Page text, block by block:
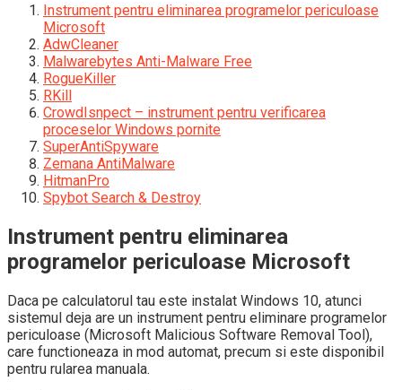
Instrument pentru eliminarea programelor periculoase
Microsoft
AdwCleaner
Malwarebytes Anti-Malware Free
RogueKiller
RKill
CrowdIsnpect – instrument pentru verificarea
proceselor Windows pornite
SuperAntiSpyware
Zemana AntiMalware
HitmanPro
Spybot Search & Destroy
Instrument pentru eliminarea
programelor periculoase Microsoft
Daca pe calculatorul tau este instalat Windows 10, atunci
sistemul deja are un instrument pentru eliminare programelor
periculoase (Microsoft Malicious Software Removal Tool),
care functioneaza in mod automat, precum si este disponibil
pentru rularea manuala.